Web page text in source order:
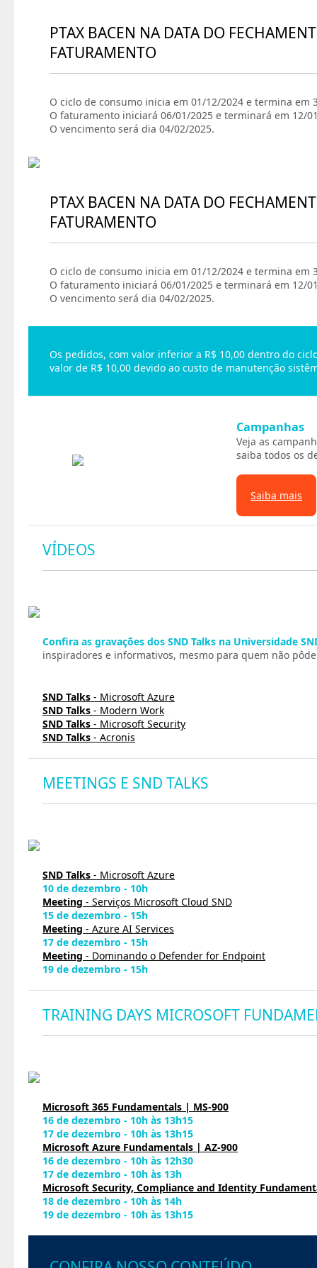
PTAX BACEN NA DATA DO
FATURAMENTO
O ciclo de consumo inicia em 01/12/2024 e termina em
O faturamento iniciará 06/01/2025 e terminará em 12/
O vencimento será dia 04/02/2025.
PTAX BACEN NA DATA DO
FATURAMENTO
O ciclo de consumo inicia em 01/12/2024 e termina em
O faturamento iniciará 06/01/2025 e terminará em 12/
O vencimento será dia 04/02/2025.
Os pedidos, com valor inferior a R$ 10,00 dentro do
valor de R$ 10,00 devido ao custo de manutenção
Campanhas
Veja as
saiba todos os
Saiba mais
VÍDEOS
Confira as gravações dos SND Talks na Universidade
inspiradores e informativos, mesmo para quem não
SND Talks - Microsoft Azure
SND Talks - Modern Work
SND Talks - Microsoft Security
SND Talks - Acronis
MEETINGS E SND TALKS
SND Talks - Microsoft Azure
10 de dezembro - 10h
Meeting - Serviços Microsoft Cloud SND
15 de dezembro - 15h
Meeting - Azure AI Services
17 de dezembro - 15h
Meeting - Dominando o Defender for Endpoint
19 de dezembro - 15h
TRAINING DAYS MICROSOFT
Microsoft 365 Fundamentals | MS-900
16 de dezembro - 10h às 13h15
17 de dezembro - 10h às 13h15
Microsoft Azure Fundamentals | AZ-900
16 de dezembro - 10h às 12h30
17 de dezembro - 10h às 13h
Microsoft Security, Compliance and Identity
18 de dezembro - 10h às 14h
19 de dezembro - 10h às 13h15